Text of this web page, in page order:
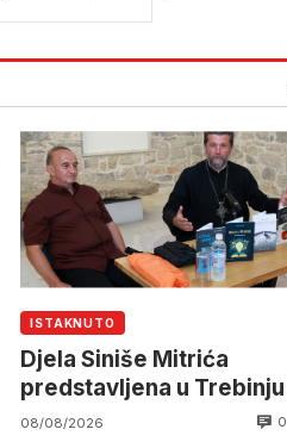
ISTAKNUTO
Djela Siniše Mitrića
predstavljena u Trebinju
08/08/2026 0